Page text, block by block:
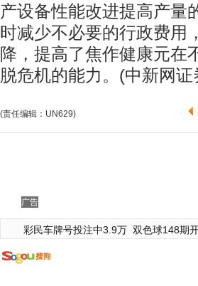
产设备性能改进提高产量
时减少不必要的行政费用
降，提高了焦作健康元在
脱危机的能力。(中新网证
(责任编辑：UN629)
广告
彩民车牌号投注中3.9万 双色球148期